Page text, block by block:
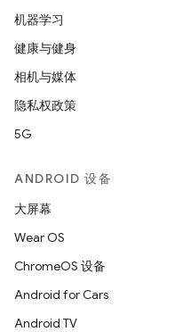
机器学习
健康与健身
相机与媒体
隐私权政策
5G
ANDROID 设备
大屏幕
Wear OS
ChromeOS 设备
Android for Cars
Android TV